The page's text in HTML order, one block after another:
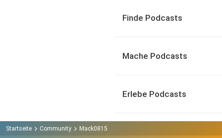
Finde Podcasts
Mache Podcasts
Erlebe Podcasts
Startseite Community Mack0815